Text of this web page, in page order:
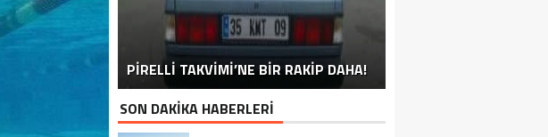
PİRELLİ TAKVİMİ’NE BİR RAKİP DAHA!
EN İYİ ‘KURBAN BAYRAMI’ CAPSLERİ!
BUNU SÖYLEMEYEN ESNAF GÖRDÜNÜZ
MÜ?
FOTOĞRAFLARLA HIZAN
FOTOĞRAFLARLA BITLIS
FOTOĞRAFLARLA TATVAN
FOTOĞRAFLARLA GÜROYMAK
FOTOĞRAFLARLA AHLAT
FOTOĞRAFLARLA ADILCEVAZ
FOTOĞRAFLARLA MUTKI
SON DAKİKA HABERLERİ